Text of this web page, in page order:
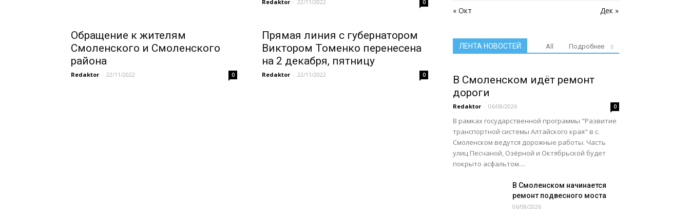
Redaktor - 22/11/2022 0
Обращение к жителям
Смоленского и Смоленского
района
Redaktor - 22/11/2022 0
Прямая линия с губернатором
Виктором Томенко перенесена
на 2 декабря, пятницу
Redaktor - 22/11/2022 0
« Окт Дек »
ЛЕНТА НОВОСТЕЙ All Подробнее
В Смоленском идёт ремонт
дороги
Redaktor - 06/08/2026 0
В рамках государственной программы "Развитие
транспортной системы Алтайского края" в с.
Смоленском ведутся дорожные работы. Часть
улиц Песчаной, Озёрной и Октябрьской будет
покрыто асфальтом....
В Смоленском начинается
ремонт подвесного моста
06/08/2026